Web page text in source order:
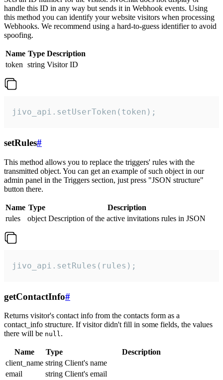
handle this ID in any way but sends it in Webhook events. Using
this method you can identify your website visitors when processing
Webhooks. We recommend using a hard-to-guess identifier to avoid
spoofing.
Name Type Description
token string Visitor ID
jivo_api.setUserToken(token);
setRules#
This method allows you to replace the triggers' rules with the
transmitted object. You can get an example of such object in our
admin panel in the Triggers section, just press "JSON structure"
button there.
Name Type
Description
rules
object Description of the active invitations rules in JSON
jivo_api.setRules(rules);
getContactInfo#
Returns visitor's contact info from the contacts form as a
contact_info structure. If visitor didn't fill in some fields, the values
there will be null.
Name Type
Description
client_name string Client's name
email
string Client's email